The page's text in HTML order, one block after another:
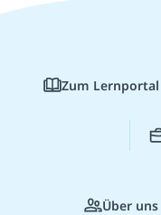
Zum Lernportal
Über uns